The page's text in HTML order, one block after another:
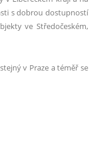
s dobrou dostupností
ve Středočeském,
v Praze a téměř se